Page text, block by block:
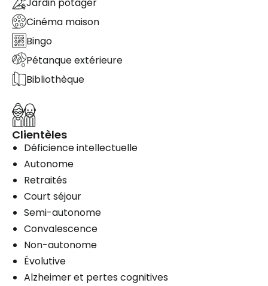
Cinéma maison
Bingo
Pétanque extérieure
Bibliothèque
Clientèles
Déficience intellectuelle
Autonome
Retraités
Court séjour
Semi-autonome
Convalescence
Non-autonome
Évolutive
Alzheimer et pertes cognitives